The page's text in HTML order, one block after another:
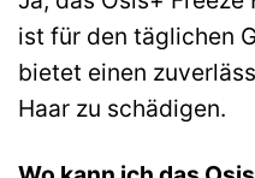
ist für den täglichen
bietet einen
Haar zu schädigen.